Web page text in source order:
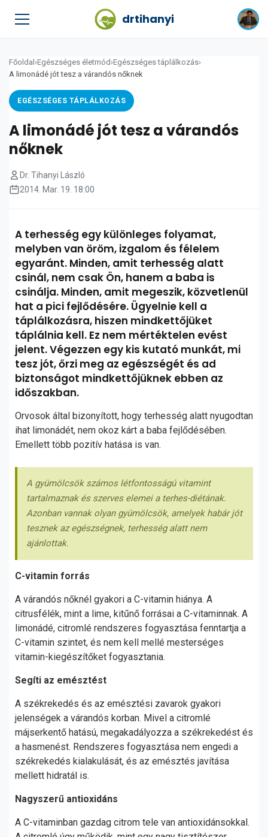
drtihanyi
Főoldal ›Egészséges életmód ›Egészséges táplálkozás›
A limonádé jót tesz a várandós nőknek
EGÉSZSÉGES TÁPLÁLKOZÁS
A limonádé jót tesz a várandós
nőknek
Dr. Tihanyi László
2014. Mar. 19. 18:00
A terhesség egy különleges folyamat,
melyben van öröm, izgalom és félelem
egyaránt. Minden, amit terhesség alatt
csinál, nem csak Ön, hanem a baba is
csinálja. Minden, amit megeszik, közvetlenül
hat a pici fejlődésére. Ügyelnie kell a
táplálkozásra, hiszen mindkettőjüket
táplálnia kell. Ez nem mértéktelen evést
jelent. Végezzen egy kis kutató munkát, mi
tesz jót, őrzi meg az egészségét és ad
biztonságot mindkettőjüknek ebben az
időszakban.
Orvosok által bizonyított, hogy terhesség alatt nyugodtan
ihat limonádét, nem okoz kárt a baba fejlődésében.
Emellett több pozitív hatása is van.
A gyümölcsök számos létfontosságú vitamint
tartalmaznak és szerves elemei a terhes-diétának.
Azonban vannak olyan gyümölcsök, amelyek habár jót
tesznek az egészségnek, terhesség alatt nem
ajánlottak.
C-vitamin forrás
A várandós nőknél gyakori a C-vitamin hiánya. A
citrusfélék, mint a lime, kitűnő forrásai a C-vitaminnak. A
limonádé, citromlé rendszeres fogyasztása fenntartja a
C-vitamin szintet, és nem kell mellé mesterséges
vitamin-kiegészítőket fogyasztania.
Segíti az emésztést
A székrekedés és az emésztési zavarok gyakori
jelenségek a várandós korban. Mivel a citromlé
májserkentő hatású, megakadályozza a székrekedést és
a hasmenést. Rendszeres fogyasztása nem engedi a
székrekedés kialakulását, és az emésztés javítása
mellett hidratál is.
Nagyszerű antioxidáns
A C-vitaminban gazdag citrom tele van antioxidánsokkal.